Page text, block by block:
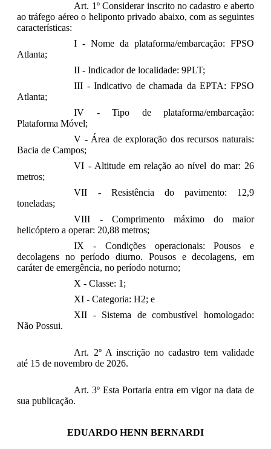
Art. 1º Considerar inscrito no cadastro e aberto
ao tráfego aéreo o heliponto privado abaixo, com as seguintes
características:
I - Nome da plataforma/embarcação: FPSO
Atlanta;
II - Indicador de localidade: 9PLT;
III - Indicativo de chamada da EPTA: FPSO
Atlanta;
IV - Tipo de plataforma/embarcação:
Plataforma Móvel;
V - Área de exploração dos recursos naturais:
Bacia de Campos;
VI - Altitude em relação ao nível do mar: 26
metros;
VII - Resistência do pavimento: 12,9
toneladas;
VIII - Comprimento máximo do maior
helicóptero a operar: 20,88 metros;
IX - Condições operacionais: Pousos e
decolagens no período diurno. Pousos e decolagens, em
caráter de emergência, no período noturno;
X - Classe: 1;
XI - Categoria: H2; e
XII - Sistema de combustível homologado:
Não Possui.
Art. 2º A inscrição no cadastro tem validade
até 15 de novembro de 2026.
Art. 3º Esta Portaria entra em vigor na data de
sua publicação.
EDUARDO HENN BERNARDI